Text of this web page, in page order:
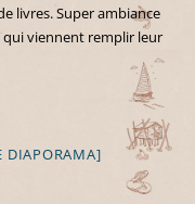
livres. Super ambiance
qui viennent remplir leur
DIAPORAMA]